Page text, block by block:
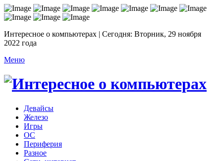
Интересное о компьютерах | Сегодня: Вторник, 29 ноября
2022 года
Меню
Девайсы
Железо
Игры
ОС
Периферия
Разное